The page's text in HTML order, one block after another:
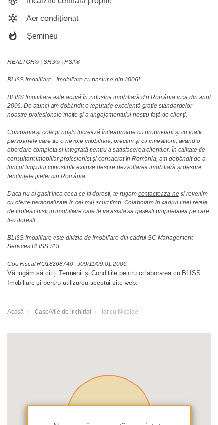
Aer condiționat
Șemineu
REALTOR®️ | SRS®️ | PSA®️
BLISS Imobiliare - Imobiliare cu pasiune din 2006!
BLISS Imobiliare este activă în industria imobiliară din România inca din anul
2006. De atunci am dobândit o reputație excelentă gratie standardelor
noastre profesionale înalte și a angajamentului nostru față de clienți.
Compania și colegii noștri lucrează îndeaproape cu proprietarii și cu toate
persoanele care au o nevoie imobiliara, precum și cu investitorii, avand o
abordare completa și integrată pentru a satisfacerea clientilor. În calitate de
consultant imobiliar profesionist și consacrat în România, am dobândit de-a
lungul timpului cunoștințe extinse despre dezvoltarea imobiliară și despre
tendințele pietei din România.
Daca nu ai gasit inca ceea ce iti doresti, te rugam contacteaza-ne si revenim
cu oferte personalizate in cel mai scurt timp. Colaboram in cadrul unei retele
de profesionisti in imobiliare care te va asista sa gasesti proprietatea pe care
ti-o doresti.
BLISS Imobiliare este divizia de Imobiliare din cadrul SC Management
Services BLISS SRL
Cod Fiscal RO18268740 | J09/11/09.01.2006
Vă rugăm să citiți Termenii și Condițiile pentru colaborarea cu BLISS
Imobiliare și pentru utilizarea acestui site web.
Acasă Case/Vile de inchiriat Iancu Nicolae